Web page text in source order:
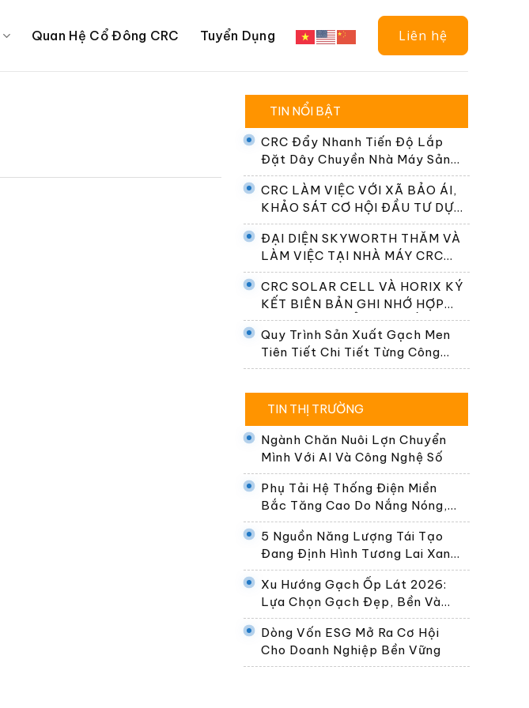
Quan Hệ Cổ Đông CRC Tuyển Dụng Liên hệ
TIN NỔI BẬT
CRC Đẩy Nhanh Tiến Độ Lắp
Đặt Dây Chuyền Nhà Máy Sản
Xuất Gạch Men Granite
Porcelain CRC Premier
CRC LÀM VIỆC VỚI XÃ BẢO ÁI,
KHẢO SÁT CƠ HỘI ĐẦU TƯ DỰ
ÁN ĐIỆN NĂNG LƯỢNG MẶT
TRỜI
ĐẠI DIỆN SKYWORTH THĂM VÀ
LÀM VIỆC TẠI NHÀ MÁY CRC
SOLAR CELL
CRC SOLAR CELL VÀ HORIX KÝ
KẾT BIÊN BẢN GHI NHỚ HỢP
TÁC PHÁT TRIỂN HỆ THỐNG
ĐỔI PIN TẠI VIỆT NAM
Quy Trình Sản Xuất Gạch Men
Tiên Tiết Chi Tiết Từng Công
Đoạn
TIN THỊ TRƯỜNG
Ngành Chăn Nuôi Lợn Chuyển
Mình Với AI Và Công Nghệ Số
Phụ Tải Hệ Thống Điện Miền
Bắc Tăng Cao Do Nắng Nóng,
Dự Kiến Gần 30.000 MW Ngày
24/6
5 Nguồn Năng Lượng Tái Tạo
Đang Định Hình Tương Lai Xanh
Của Thế Giới
Xu Hướng Gạch Ốp Lát 2026:
Lựa Chọn Gạch Đẹp, Bền Và
Phù Hợp Không Gian Sống Hiện
Đại
Dòng Vốn ESG Mở Ra Cơ Hội
Cho Doanh Nghiệp Bền Vững